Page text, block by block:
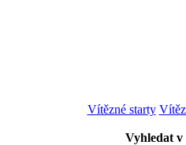
Vítězné starty
Vyhledat v